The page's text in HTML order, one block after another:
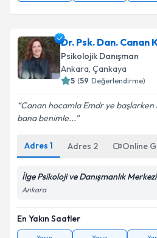
Dr. Psk. Dan. Canan
Psikolojik Danışman
Ankara, Çankaya
5 (59 Değerlendirme)
Canan hocamla Emdr ye başlarken
bana benimle...
Adres 1 Adres 2 Online
İlge Psikoloji ve Danışmanlık Merkezi
Ankara
En Yakın Saatler